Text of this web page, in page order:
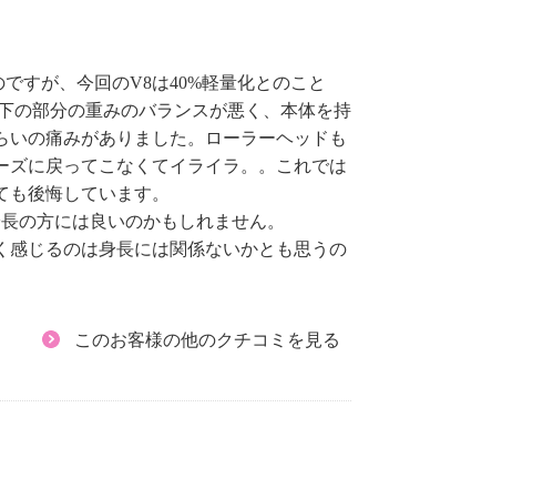
すが、今回のV8は40%軽量化とのこと
の部分の重みのバランスが悪く、本体を持
の痛みがありました。ローラーヘッドも
に戻ってこなくてイライラ。。これでは
後悔しています。
の方には良いのかもしれません。
じるのは身長には関係ないかとも思うの
このお客様の他のクチコミを見る